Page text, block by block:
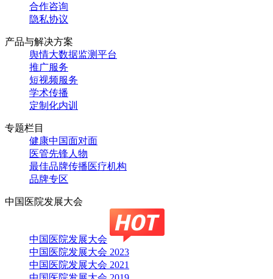
合作咨询
隐私协议
产品与解决方案
舆情大数据监测平台
推广服务
短视频服务
学术传播
定制化内训
专题栏目
健康中国面对面
医管先锋人物
最佳品牌传播医疗机构
品牌专区
中国医院发展大会
中国医院发展大会
中国医院发展大会 2023
中国医院发展大会 2021